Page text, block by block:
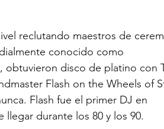
reclutando maestros de
conocido como
obtuvieron disco de platino con
Flash on the Wheels of
Flash fue el primer DJ en
durante los 80 y los 90.